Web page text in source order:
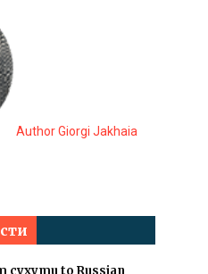
Author Giorgi Jakhaia
cyxymu to Russian